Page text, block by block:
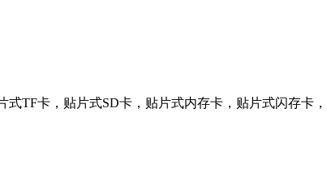
式TF卡，贴片式SD卡，贴片式内存卡，贴片式闪存卡